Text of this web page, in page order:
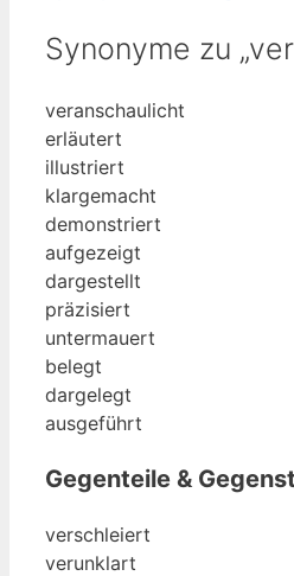
Synonyme zu
veranschaulicht
erläutert
illustriert
klargemacht
demonstriert
aufgezeigt
dargestellt
präzisiert
untermauert
belegt
dargelegt
ausgeführt
Gegenteile &
verschleiert
verunklart